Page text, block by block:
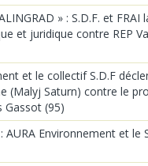
» : S.D.F. et FRAI
et juridique contre REP
et le collectif S.D.F
(Malyj Saturn) contre le
Gassot (95)
Environnement et le